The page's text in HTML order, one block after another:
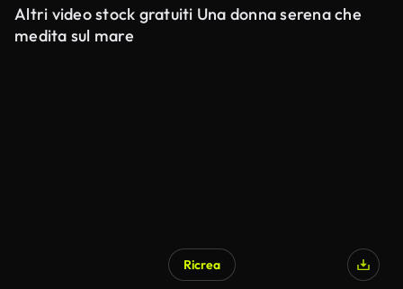
Altri video stock gratuiti Una donna serena che
medita sul mare
Ricrea